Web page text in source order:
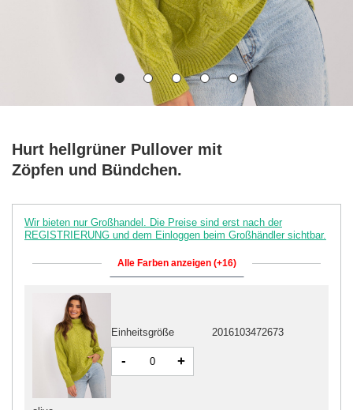
Hurt hellgrüner Pullover mit
Zöpfen und Bündchen.
Wir bieten nur Großhandel. Die Preise sind erst nach der
REGISTRIERUNG und dem Einloggen beim Großhändler sichtbar.
Alle Farben anzeigen (+16)
Einheitsgröße 2016103472673
- +